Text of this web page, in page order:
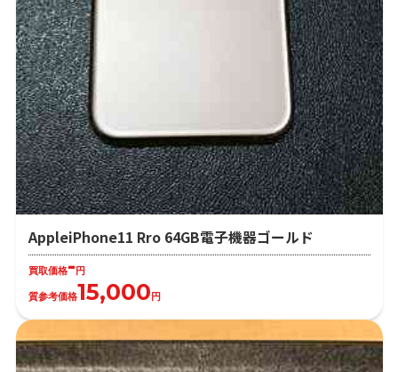
AppleiPhone11 Rro 64GB電子機器ゴールド
買取価格- 円
質参考価格15,000 円